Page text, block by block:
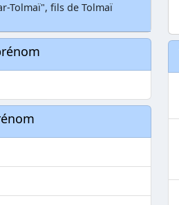
Tolmaï", fils de Tolmaï